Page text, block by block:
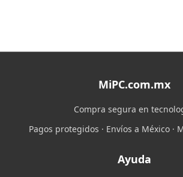
MiPC.com.mx
Compra segura en
Pagos protegidos · Envíos a México ·
Ayuda